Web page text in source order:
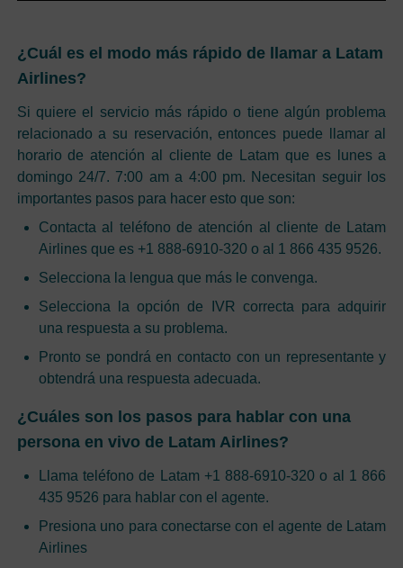
¿Cuál es el modo más rápido de llamar a Latam
Airlines?
Si quiere el servicio más rápido o tiene algún problema
relacionado a su reservación, entonces puede llamar al
horario de atención al cliente de Latam que es lunes a
domingo 24/7. 7:00 am a 4:00 pm. Necesitan seguir los
importantes pasos para hacer esto que son:
Contacta al teléfono de atención al cliente de Latam
Airlines que es +1 888-6910-320 o al 1 866 435 9526.
Selecciona la lengua que más le convenga.
Selecciona la opción de IVR correcta para adquirir
una respuesta a su problema.
Pronto se pondrá en contacto con un representante y
obtendrá una respuesta adecuada.
¿Cuáles son los pasos para hablar con una
persona en vivo de Latam Airlines?
Llama teléfono de Latam +1 888-6910-320 o al 1 866
435 9526 para hablar con el agente.
Presiona uno para conectarse con el agente de Latam
Airlines